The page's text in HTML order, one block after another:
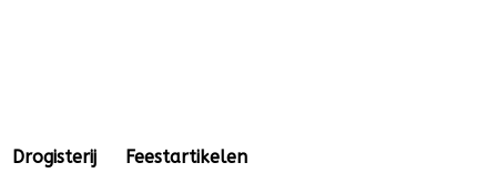
Drogisterij Feestartikelen